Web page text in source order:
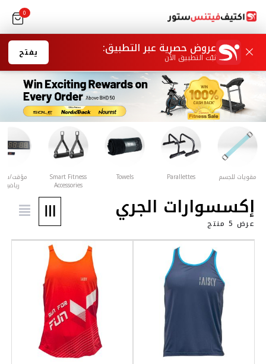
0
يفتح
Smart Fitness مؤقت/ساعة سترة مرجحة بار تمارين الذقن بار تمارين
الجلوس